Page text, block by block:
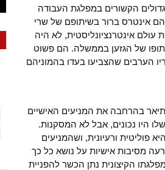
הקשורים במפלגת העבודה
אינטרס ברור בשיתופם של שרי
אינטרנציונליסטית, לא היה
של הגזען בממשלה. הם פשוט
הערבים שהצביעו בעדו בהמוניהם
בהרחבה את המניעים האישיים
היו נכונים, אבל לא המסקנות.
ורעיונית, ושהמניעים
מסיבות אישיות על נושא כל כך
הקיצונית נתן הכשר להפניית